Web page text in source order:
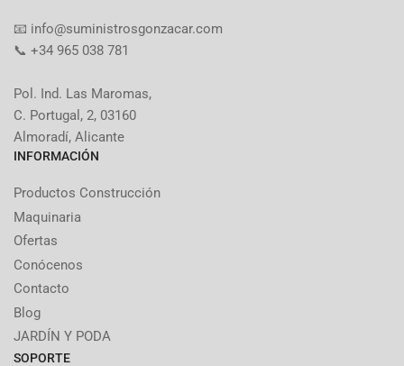
​📧​ info@suministrosgonzacar.com
📞 +34 965 038 781
Pol. Ind. Las Maromas,
C. Portugal, 2, 03160
Almoradí, Alicante
INFORMACIÓN
Productos Construcción
Maquinaria
Ofertas
Conócenos
Contacto
Blog
JARDÍN Y PODA
SOPORTE